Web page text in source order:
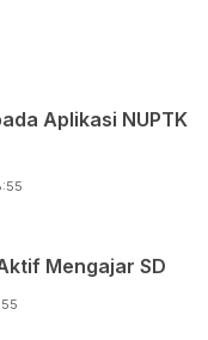
Aplikasi NUPTK
Mengajar SD